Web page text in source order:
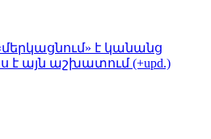
է կանանց
է այն աշխատում (+upd.)